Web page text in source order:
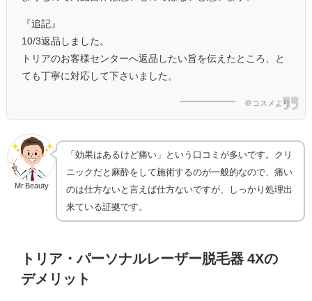
『追記』
10/3返品しました。
トリアのお客様センターへ返品したい旨を伝えたところ、と
ても丁寧に対応して下さいました。
＠コスメより
Mr.Beauty
「効果はあるけど痛い」という口コミが多いです。クリ
ニックだと麻酔をして施術するのが一般的なので、痛い
のは仕方ないと言えば仕方ないですが、しっかり処理出
来ている証拠です。
トリア・パーソナルレーザー脱毛器 4Xの
デメリット